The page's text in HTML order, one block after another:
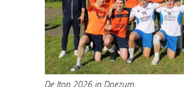
De Jtop 2026 in Doezum.